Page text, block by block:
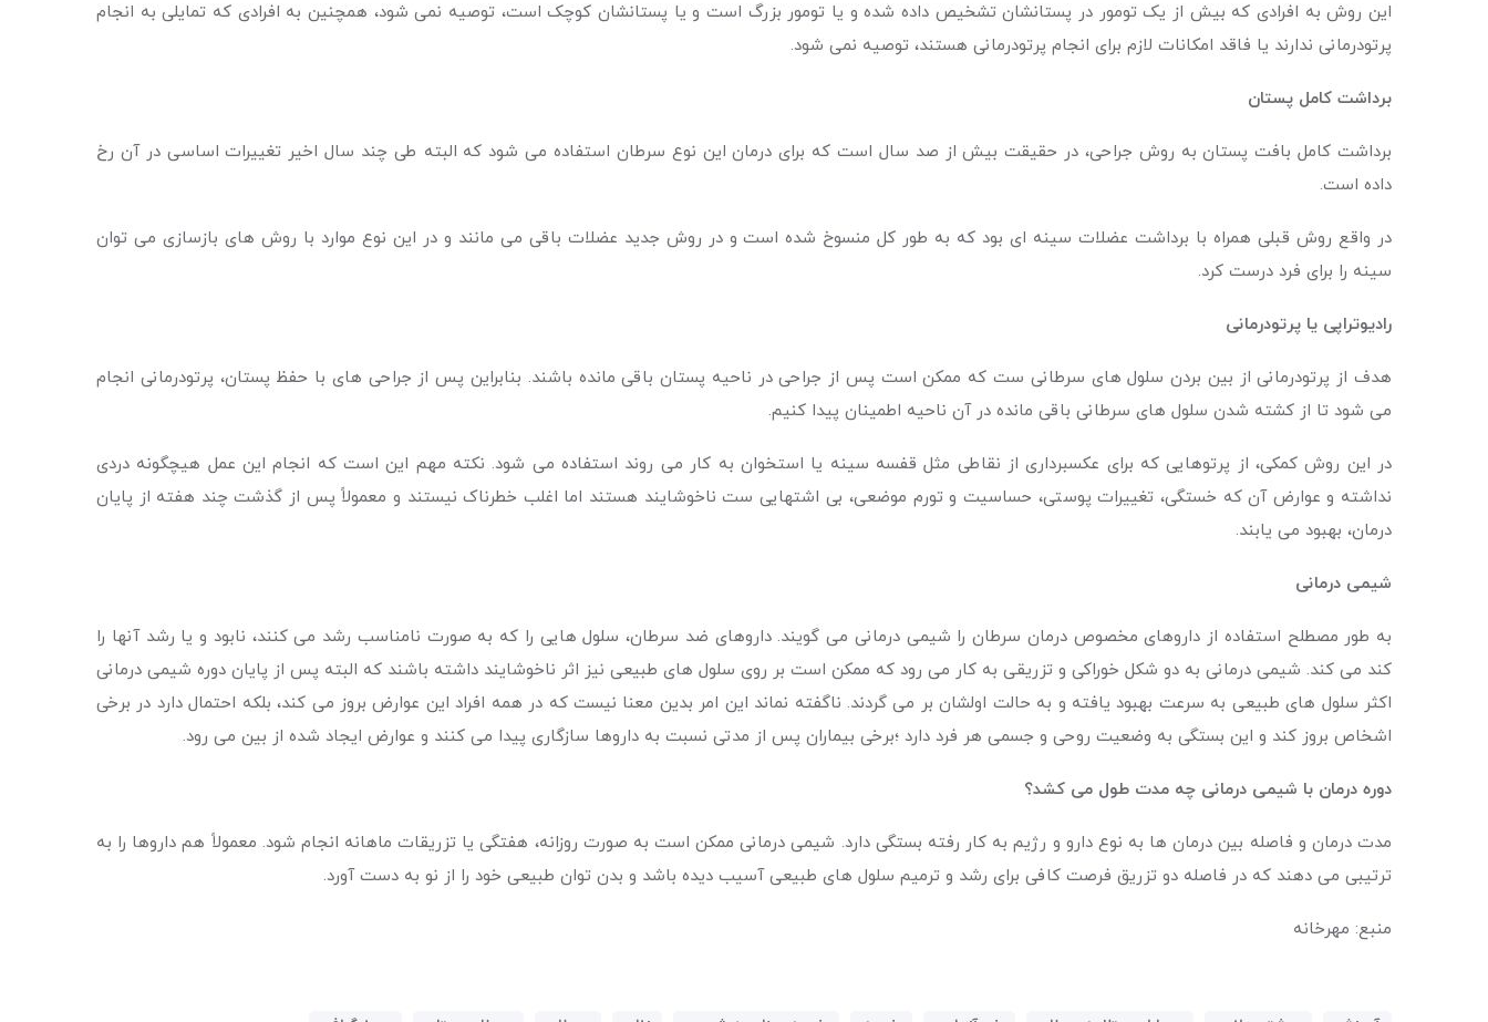
این روش به افرادی که بیش از یک تومور در پستانشان تشخیص داده شده و یا تومور بزرگ است و یا پستانشان کوچک است، توصیه نمی شود، همچنین به افرادی که تمایلی به انجام
پرتودرمانی ندارند یا فاقد امکانات لازم برای انجام پرتودرمانی هستند، توصیه نمی شود.
برداشت کامل پستان
برداشت کامل بافت پستان به روش جراحی، در حقیقت بیش از صد سال است که برای درمان این نوع سرطان استفاده می شود که البته طی چند سال اخیر تغییرات اساسی در آن رخ
داده است.
در واقع روش قبلی همراه با برداشت عضلات سینه ای بود که به طور کل منسوخ شده است و در روش جدید عضلات باقی می مانند و در این نوع موارد با روش های بازسازی می توان
سینه را برای فرد درست کرد.
رادیوتراپی یا پرتودرمانی
هدف از پرتودرمانی از بین بردن سلول های سرطانی ست که ممکن است پس از جراحی در ناحیه پستان باقی مانده باشند. بنابراین پس از جراحی های با حفظ پستان، پرتودرمانی انجام
می شود تا از کشته شدن سلول های سرطانی باقی مانده در آن ناحیه اطمینان پیدا کنیم.
در این روش کمکی، از پرتوهایی که برای عکسبرداری از نقاطی مثل قفسه سینه یا استخوان به کار می روند استفاده می شود. نکته مهم این است که انجام این عمل هیچگونه دردی
نداشته و عوارض آن که خستگی، تغییرات پوستی، حساسیت و تورم موضعی، بی اشتهایی ست ناخوشایند هستند اما اغلب خطرناک نیستند و معمولاً پس از گذشت چند هفته از پایان
درمان، بهبود می یابند.
شیمی درمانی
به طور مصطلح استفاده از داروهای مخصوص درمان سرطان را شیمی درمانی می گویند. داروهای ضد سرطان، سلول هایی را که به صورت نامناسب رشد می کنند، نابود و یا رشد آنها را
کند می کند. شیمی درمانی به دو شکل خوراکی و تزریقی به کار می رود که ممکن است بر روی سلول های طبیعی نیز اثر ناخوشایند داشته باشند که البته پس از پایان دوره شیمی درمانی
اکثر سلول های طبیعی به سرعت بهبود یافته و به حالت اولشان بر می گردند. ناگفته نماند این امر بدین معنا نیست که در همه افراد این عوارض بروز می کند، بلکه احتمال دارد در برخی
اشخاص بروز کند و این بستگی به وضعیت روحی و جسمی هر فرد دارد ؛برخی بیماران پس از مدتی نسبت به داروها سازگاری پیدا می کنند و عوارض ایجاد شده از بین می رود.
دوره درمان با شیمی درمانی چه مدت طول می کشد؟
مدت درمان و فاصله بین درمان ها به نوع دارو و رژیم به کار رفته بستگی دارد. شیمی درمانی ممکن است به صورت روزانه، هفتگی یا تزریقات ماهانه انجام شود. معمولاً هم داروها را به
ترتیبی می دهند که در فاصله دو تزریق فرصت کافی برای رشد و ترمیم سلول های طبیعی آسیب دیده باشد و بدن توان طبیعی خود را از نو به دست آورد.
منبع: مهرخانه